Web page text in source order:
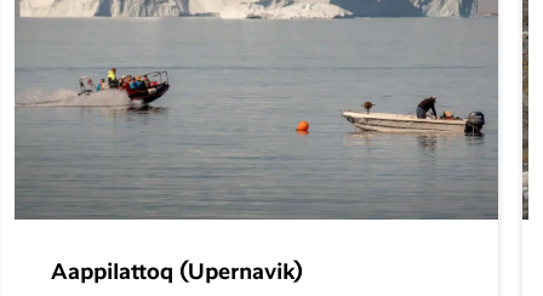
Aappilattoq (Upernavik)